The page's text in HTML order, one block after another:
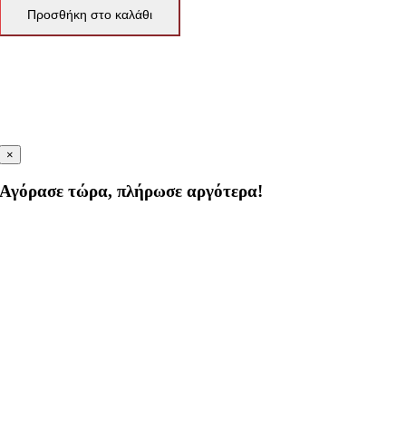
Προσθήκη στο καλάθι
×
Αγόρασε τώρα, πλήρωσε αργότερα!